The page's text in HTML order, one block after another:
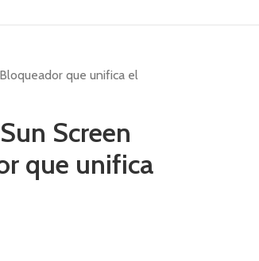
que unifica el
Screen
que unifica